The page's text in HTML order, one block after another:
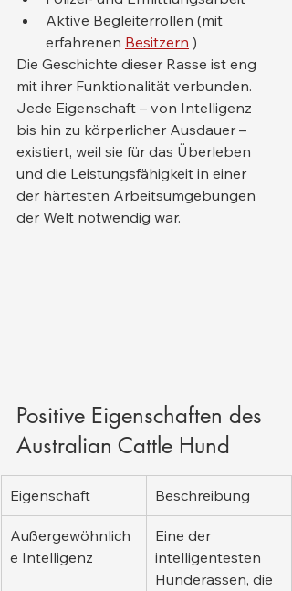
Aktive Begleiterrollen (mit
erfahrenen Besitzern )
Die Geschichte dieser Rasse ist eng
mit ihrer Funktionalität verbunden.
Jede Eigenschaft – von Intelligenz
bis hin zu körperlicher Ausdauer –
existiert, weil sie für das Überleben
und die Leistungsfähigkeit in einer
der härtesten Arbeitsumgebungen
der Welt notwendig war.
Positive Eigenschaften des
Australian Cattle Hund
Eigenschaft Beschreibung
Außergewöhnlich
e Intelligenz
Eine der
intelligentesten
Hunderassen, die